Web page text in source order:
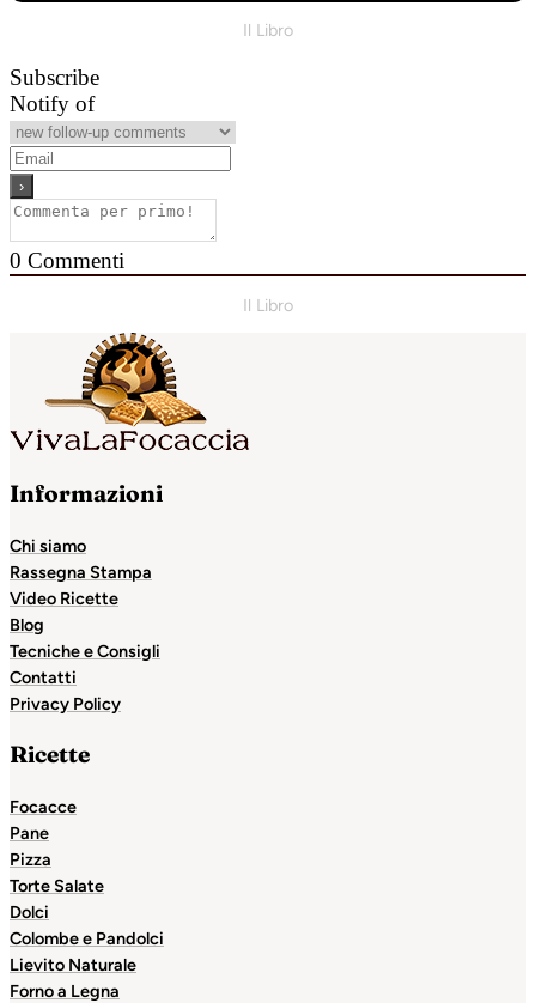
Il Libro
Subscribe
Notify of
0 Commenti
Il Libro
Informazioni
Chi siamo
Rassegna Stampa
Video Ricette
Blog
Tecniche e Consigli
Contatti
Privacy Policy
Ricette
Focacce
Pane
Pizza
Torte Salate
Dolci
Colombe e Pandolci
Lievito Naturale
Forno a Legna